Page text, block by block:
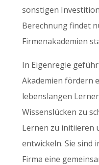
sonstigen
Berechnung findet
Firmenakademien
In Eigenregie
Akademien fördern
lebenslangen
Wissenslücken zu
Lernen zu initiieren
entwickeln. Sie sind
Firma eine